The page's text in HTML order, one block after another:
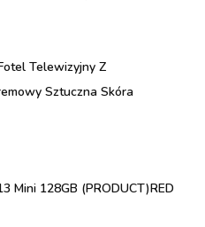
Telewizyjny Z
Sztuczna Skóra
Mini 128GB (PRODUCT)RED